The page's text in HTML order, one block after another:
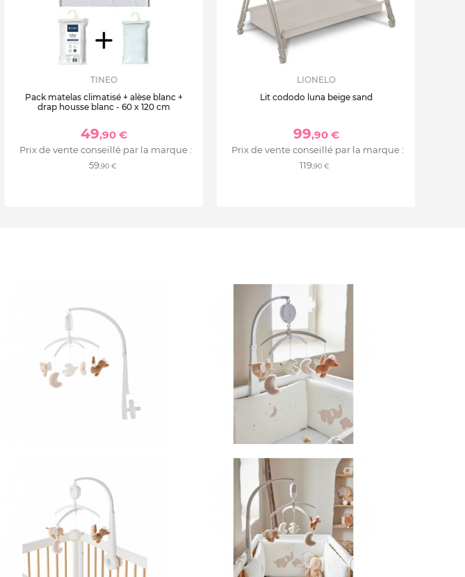
TINEO
Pack matelas climatisé + alèse blanc +
drap housse blanc - 60 x 120 cm
49,90 €
Prix de vente conseillé par la marque :
59,90 €
LIONELO
Lit cododo luna beige sand
99,90 €
Prix de vente conseillé par la marque :
119,90 €